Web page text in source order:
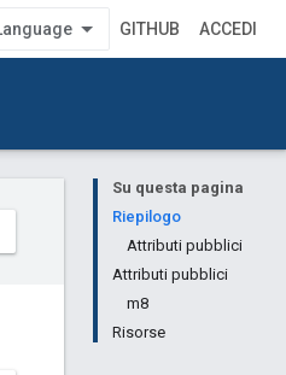
GITHUB ACCEDI
Su questa pagina
Riepilogo
Attributi pubblici
Attributi pubblici
m8
Risorse